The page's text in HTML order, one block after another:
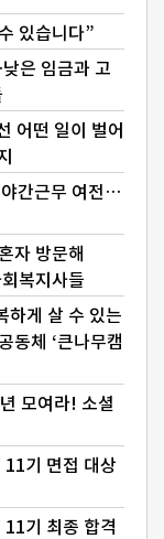
있습니다”
은 임금과 고
어떤 일이 벌어
간근무 여전…
자 방문해
복지사들
하게 살 수 있는
동체 ‘큰나무캠
모여라! 소셜
11기 면접 대상
기 최종 합격